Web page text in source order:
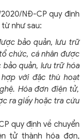
2020/NĐ-CP quy định
như sau:
bảo quản, lưu trữ
chức, cá nhân được
quản, lưu trữ hóa
với đặc thù hoạt
Hóa đơn điện tử,
ra giấy hoặc tra cứu
quy định về chuyển
tử thành hóa đơn,